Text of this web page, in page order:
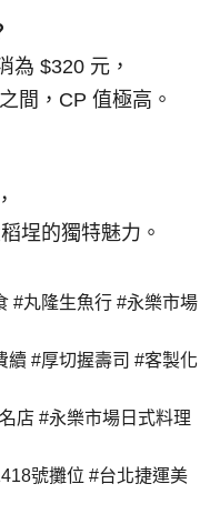
為 $320 元，
間，CP 值極高。
埕的獨特魅力。
#丸隆生魚行 #永樂市場
續 #厚切握壽司 #客製化
店 #永樂市場日式料理
號攤位 #台北捷運美